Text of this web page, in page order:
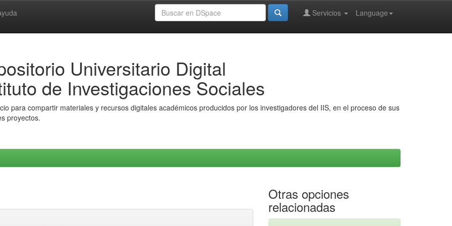
Language
Servicios
Universitario Digital
de Investigaciones Sociales
para compartir materiales y recursos digitales académicos producidos por los investigadores del IIS, en el proceso de sus
proyectos.
Otras opciones
relacionadas